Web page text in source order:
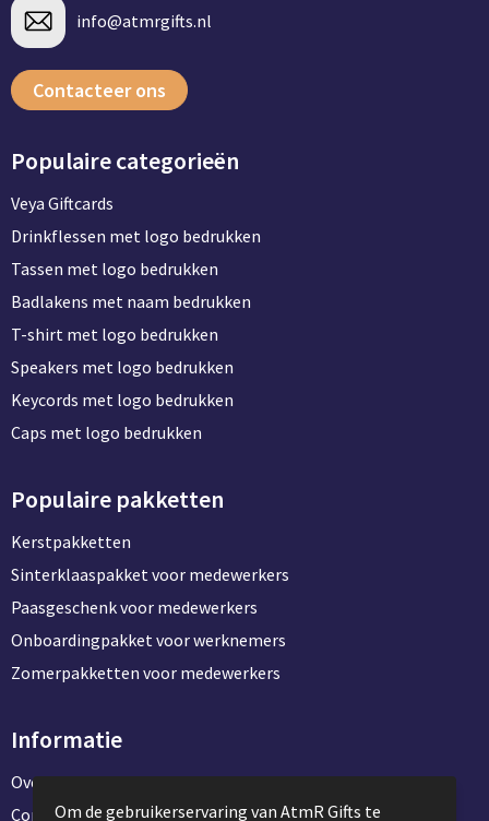
info@atmrgifts.nl
Contacteer ons
Populaire categorieën
Veya Giftcards
Drinkflessen met logo bedrukken
Tassen met logo bedrukken
Badlakens met naam bedrukken
T-shirt met logo bedrukken
Speakers met logo bedrukken
Keycords met logo bedrukken
Caps met logo bedrukken
Populaire pakketten
Kerstpakketten
Sinterklaaspakket voor medewerkers
Paasgeschenk voor medewerkers
Onboardingpakket voor werknemers
Zomerpakketten voor medewerkers
Informatie
Over ons
Contact en klantenservice
Om de gebruikerservaring van AtmR Gifts te